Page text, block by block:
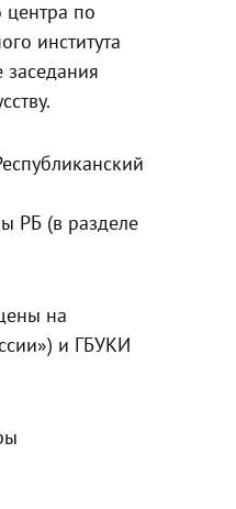
по
института
РБ (в разделе
на
и ГБУКИ